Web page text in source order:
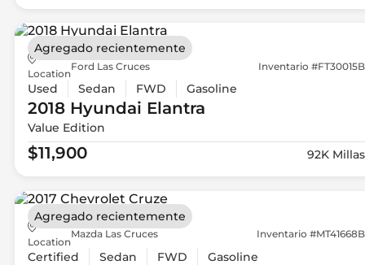
Location
Ford Las Cruces Inventario #FT30015B
Used Sedan FWD Gasoline
2018 Hyundai Elantra
Value Edition
$11,900 92K Millas
Agregado recientemente
Location
Mazda Las Cruces Inventario #MT41668B
Certified Sedan FWD Gasoline
Agregado recientemente